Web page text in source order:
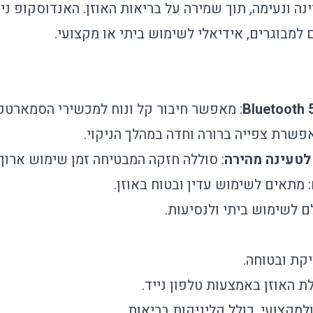
ונעימה, תוך שמירה על בריאות האוזן. האנדוסקופ
למבוגרים, אידיאלי לשימוש ביתי או מקצועי.
: מאפשר חיבור קל ונוח למכשירי
צפייה ברורה וחדה במהלך הניקוי.
: סוללה חזקה המבטיחה זמן שימוש
: מתאים לשימוש עדין ובטוח באוזן.
לשימוש ביתי ולנסיעות.
ובטוחה.
האוזן באמצעות טלפון נייד.